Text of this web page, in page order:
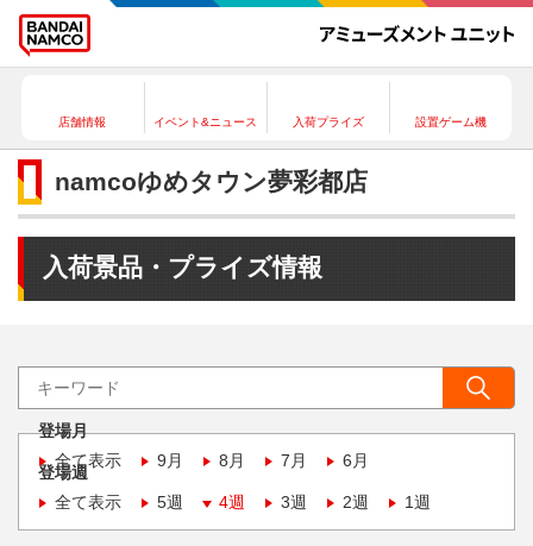
店舗情報 イベント&ニュース 入荷プライズ 設置ゲーム機
namcoゆめタウン夢彩都店
入荷景品・プライズ情報
登場月
全て表示
9月 8月 7月 6月
登場週
全て表示
5週 4週 3週 2週 1週